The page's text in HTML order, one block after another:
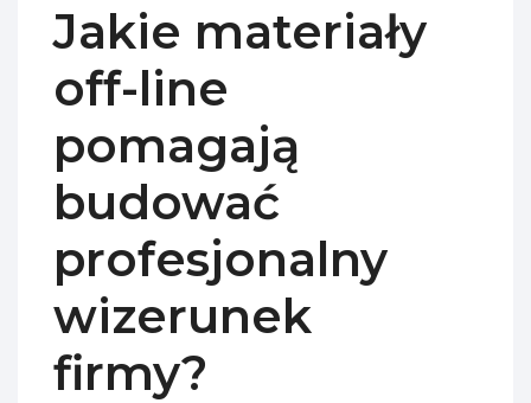
Jakie materiały
off-line
pomagają
budować
profesjonalny
wizerunek
firmy?